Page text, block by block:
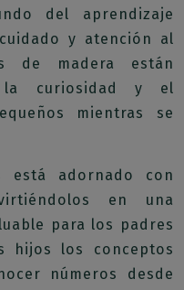
del aprendizaje
y atención al
de madera están
la curiosidad y el
mientras se
está adornado con
en una
para los padres
hijos los conceptos
números desde